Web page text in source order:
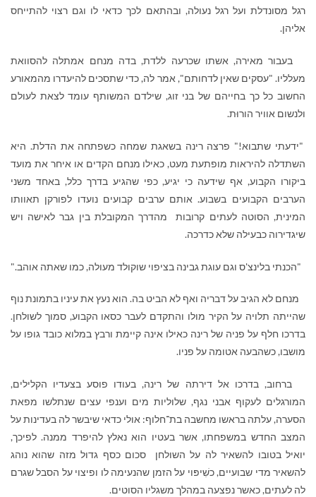
רגל מסונדלת ועל רגל נעולה, ובהתאם לכך כדאי לו וגם רצוי להתייחס
אליהן.
בעבור מאירה, אשתו שכרעה ללדת, בדה מנחם אמתלה להסוואת
מעלליו. "עסקים שאין לדחותם", אמר לה, כדי שתסכים להיעדרו מהמאורע
החשוב כל כך בחייהם של בני זוג, שילדם המשותף עומד לצאת לעולם
ולנשום אוויר הורוּת.
"ידעתי שתבוא!" פרצה רינה בשאגת שמחה כשפתחה את הדלת. היא
השתדלה להיראות מופתעת מעט, כאילו מנחם הקדים או איחר את מועד
ביקורו הקבוע, אף שידעה כי יגיע, כפי שהגיע בדרך כלל, באחד משני
הערבים הקבועים בשבוע. אותם ערבים קבועים נועדו לפורקן תאוותו
המינית, הסוטה לעתים קרובות מהדרך המקובלת בין גבר לאישה ויש
שיגדירוה כבעילה שלא כדרכה.
"הכנתי בלינצ'ס וגם עוגת גבינה בציפוי שוקולד מעולה, כמו שאתה אוהב."
מנחם לא הגיב על דבריה ואף לא הביט בה. הוא נעץ את עיניו בתמונת נוף
שהייתה תלויה על הקיר מולו והתקדם לעבר כסאו הקבוע, סמוך לשולחן.
בדרכו חלף על פניה של רינה כאילו אינה קיימת ורבץ במלוא כובד גופו על
מושבו, כשהבעה אטומה על פניו.
ברחוב, בדרכו אל דירתה של רינה, בעודו פוסע בצעדיו הקלילים,
המורגלים לעקוף אבני נגף, שלוליות מים וענפי עצים שנתלשו מפאת
הסערה, עלתה בראשו מחשבה בת־חלוף: אולי כדאי שיבשר לה בעדינות על
המצב החדש במשפחתו, אשר בעטיו הוא נאלץ להיפרד ממנה. לפיכך,
יואיל בטובו להשאיר לה על השולחן סכום כסף גדול מזה שהוא נוהג
להשאיר מדי שבועיים, כשִׁיפּוי על הזמן שהנעימה לו ופיצוי על הסבל שגרם
לה לעתים, כאשר נפצעה במהלך משגליו הסוטים.